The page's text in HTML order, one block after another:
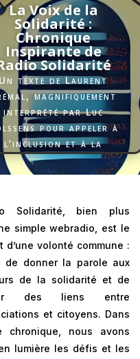
La Voix de la
Solidarité :
Chronique
Inspirante de
Solidarité
Un texte de Laurent
magnifiquement
interprété par Luc
pour appeler à
l’inclusion et à la
coopération entre
associations.
audio
Solidarité, bien plus
simple webradio, est le
d’une volonté commune :
de donner la parole aux
de la solidarité et de
des liens entre
et citoyens. Dans
chronique, nous avons
lumière les défis et les